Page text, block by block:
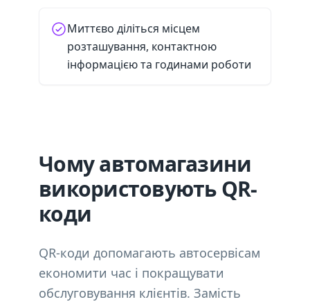
Миттєво діліться місцем
розташування, контактною
інформацією та годинами роботи
Чому автомагазини
використовують QR-
коди
QR-коди допомагають автосервісам
економити час і покращувати
обслуговування клієнтів. Замість